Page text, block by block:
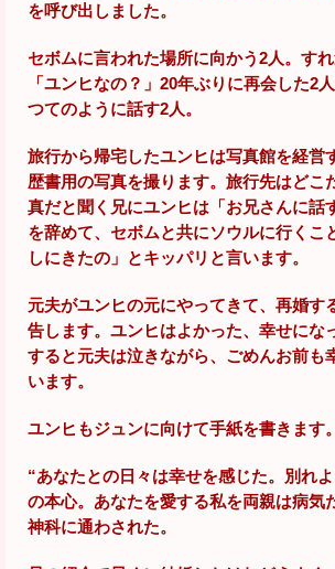
を呼び出しました。
セボムに言われた場所に向かう2人。す
「ユンヒなの？」20年ぶりに再会した2
つてのように話す2人。
旅行から帰宅したユンヒは写真館を経営
歴書用の写真を撮ります。旅行先はどこ
真だと聞く兄にユンヒは「お兄さんに話
を辞めて、セボムと共にソウルに行くこ
しにきたの」とキッパリと言います。
元夫がユンヒの元にやってきて、再婚す
告します。ユンヒはよかった、幸せにな
すると元夫は泣きながら、ごめんお前も
います。
ユンヒもジュンに向けて手紙を書きます。
“あなたとの日々は幸せを感じた。別れ
の本心。あなたを愛する私を両親は病気
神科に通わされた。